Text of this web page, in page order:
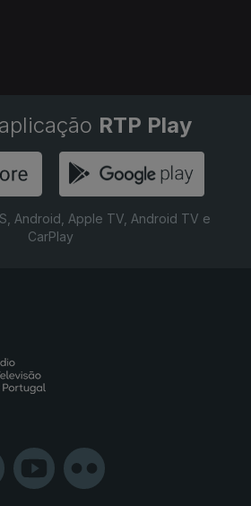
RTP Play
Android, Apple TV, Android TV e
CarPlay